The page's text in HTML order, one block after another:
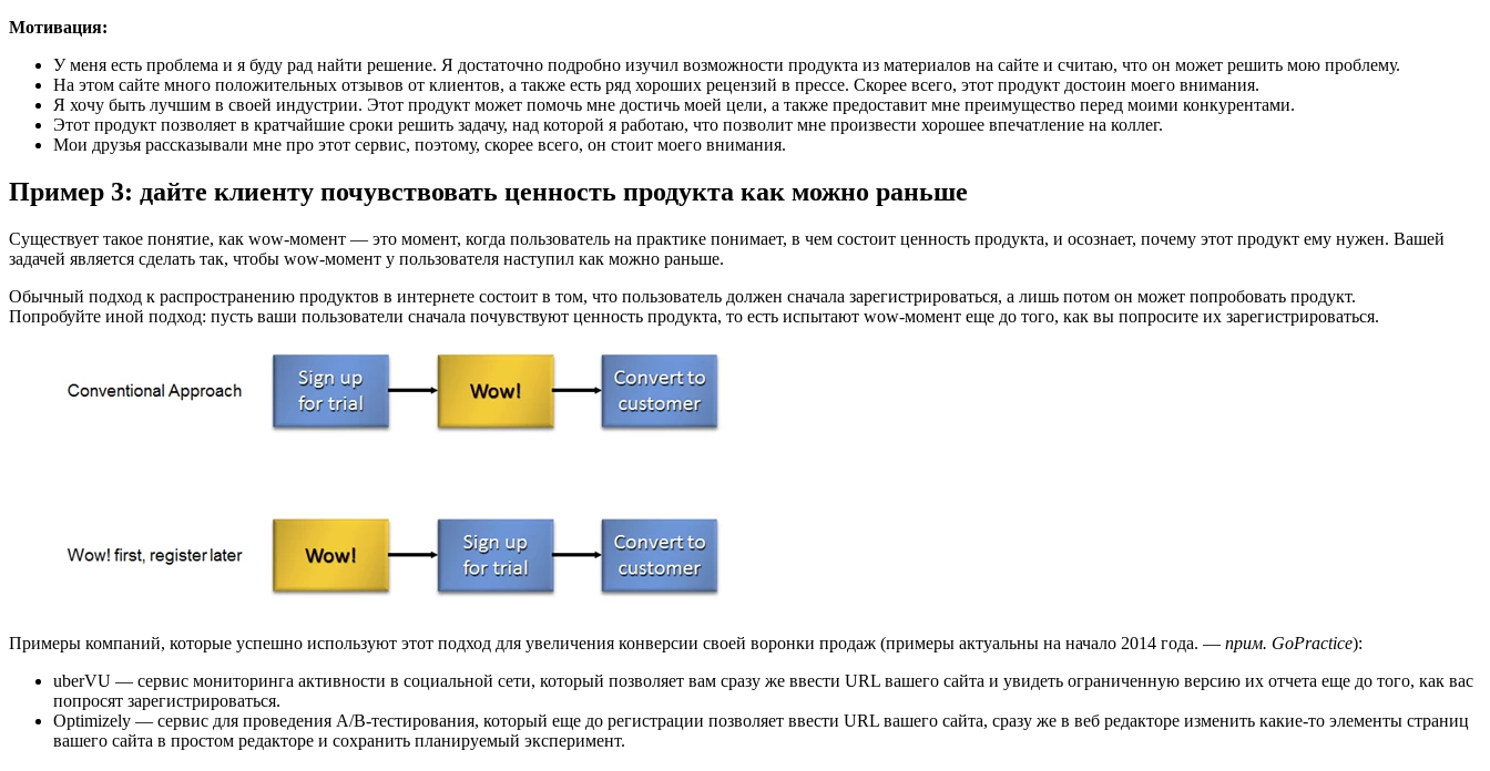
Мотивация:
У меня есть проблема и я буду рад найти решение. Я достаточно подробно изучил возможности продукта из материалов на сайте и считаю, что он может решить мою проблему.
На этом сайте много положительных отзывов от клиентов, а также есть ряд хороших рецензий в прессе. Скорее всего, этот продукт достоин моего внимания.
Я хочу быть лучшим в своей индустрии. Этот продукт может помочь мне достичь моей цели, а также предоставит мне преимущество перед моими конкурентами.
Этот продукт позволяет в кратчайшие сроки решить задачу, над которой я работаю, что позволит мне произвести хорошее впечатление на коллег.
Мои друзья рассказывали мне про этот сервис, поэтому, скорее всего, он стоит моего внимания.
Пример 3: дайте клиенту почувствовать ценность продукта как можно раньше
Существует такое понятие, как wow-момент — это момент, когда пользователь на практике понимает, в чем состоит ценность продукта, и осознает, почему этот продукт ему нужен. Вашей
задачей является сделать так, чтобы wow-момент у пользователя наступил как можно раньше.
Обычный подход к распространению продуктов в интернете состоит в том, что пользователь должен сначала зарегистрироваться, а лишь потом он может попробовать продукт.
Попробуйте иной подход: пусть ваши пользователи сначала почувствуют ценность продукта, то есть испытают wow-момент еще до того, как вы попросите их зарегистрироваться.
Примеры компаний, которые успешно используют этот подход для увеличения конверсии своей воронки продаж (примеры актуальны на начало 2014 года. — прим. GoPractice):
uberVU — сервис мониторинга активности в социальной сети, который позволяет вам сразу же ввести URL вашего сайта и увидеть ограниченную версию их отчета еще до того, как вас
попросят зарегистрироваться.
Optimizely — сервис для проведения A/B-тестирования, который еще до регистрации позволяет ввести URL вашего сайта, сразу же в веб редакторе изменить какие-то элементы страниц
вашего сайта в простом редакторе и сохранить планируемый эксперимент.